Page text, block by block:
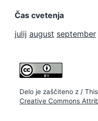
Čas cvetenja
julij august september
Delo je zaščiteno z /
Creative Commons